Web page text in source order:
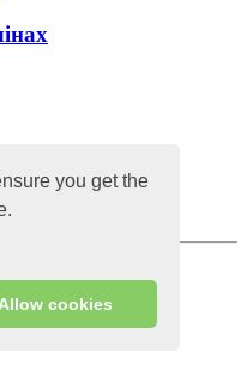
you get the
Allow cookies
мы тут, каб